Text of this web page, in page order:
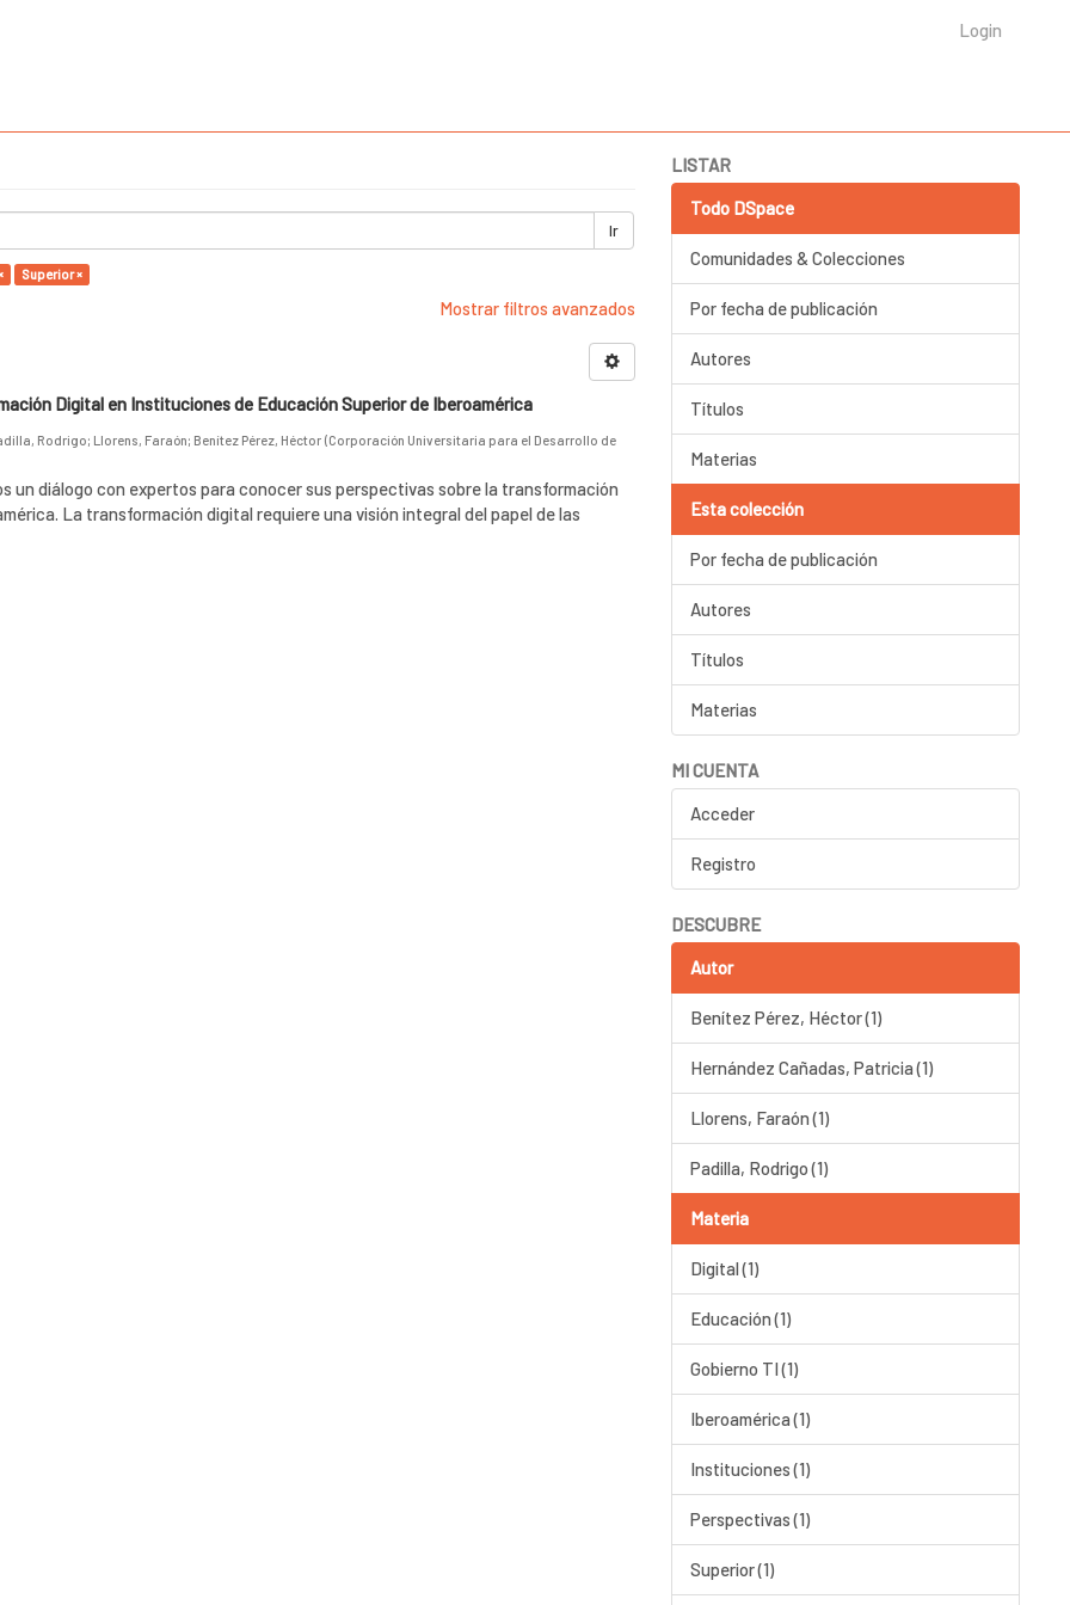
Login
Ir
Superior ×
Mostrar filtros avanzados
Digital en Instituciones de Educación Superior de Iberoamérica
Rodrigo; Llorens, Faraón; Benítez Pérez, Héctor (Corporación Universitaria para el Desarrollo de
un diálogo con expertos para conocer sus perspectivas sobre la transformación
La transformación digital requiere una visión integral del papel de las
LISTAR
Todo DSpace
Comunidades & Colecciones
Por fecha de publicación
Autores
Títulos
Materias
Esta colección
Por fecha de publicación
Autores
Títulos
Materias
MI CUENTA
Acceder
Registro
DESCUBRE
Autor
Benítez Pérez, Héctor (1)
Hernández Cañadas, Patricia (1)
Llorens, Faraón (1)
Padilla, Rodrigo (1)
Materia
Digital (1)
Educación (1)
Gobierno TI (1)
Iberoamérica (1)
Instituciones (1)
Perspectivas (1)
Superior (1)